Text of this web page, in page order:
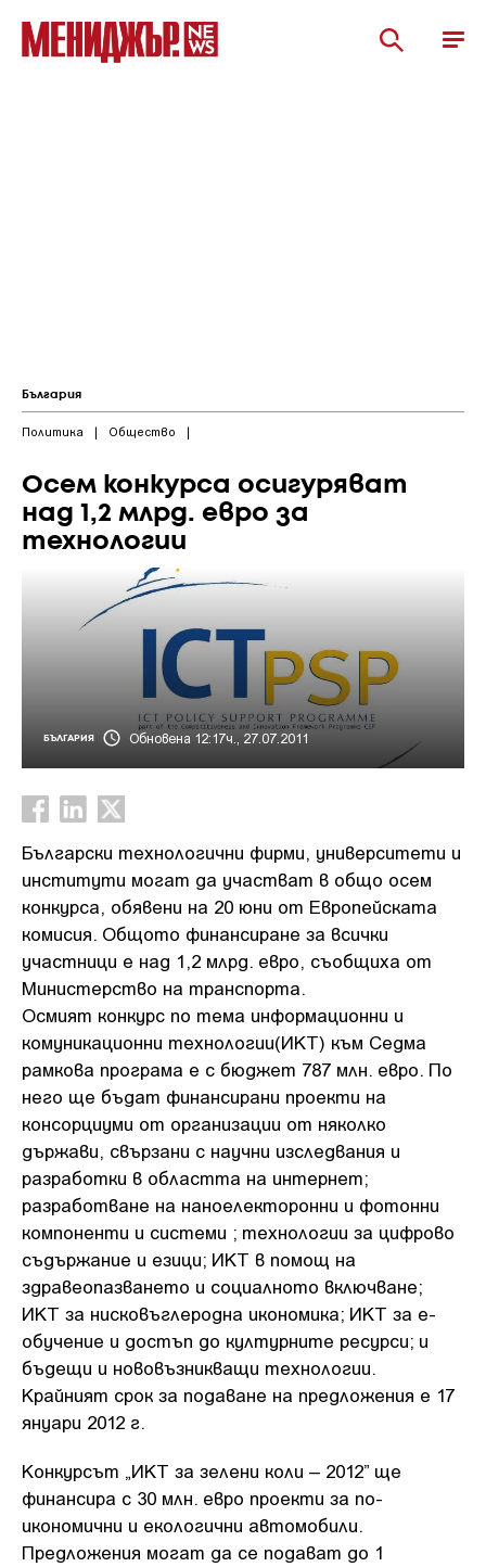
България
Политика | Общество |
Осем конкурса осигуряват
над 1,2 млрд. евро за
технологии
БЪЛГАРИЯ Обновена 12:17ч., 27.07.2011
Български технологични фирми, университети и
институти могат да участват в общо осем
конкурса, обявени на 20 юни от Европейската
комисия. Общото финансиране за всички
участници е над 1,2 млрд. евро, съобщиха от
Министерство на транспорта.
Осмият конкурс по тема информационни и
комуникационни технологии(ИКТ) към Седма
рамкова програма е с бюджет 787 млн. евро. По
него ще бъдат финансирани проекти на
консорциуми от организации от няколко
държави, свързани с научни изследвания и
разработки в областта на интернет;
разработване на наноелекторонни и фотонни
компоненти и системи ; технологии за цифрово
съдържание и езици; ИКТ в помощ на
здравеопазването и социалното включване;
ИКТ за нисковъглеродна икономика; ИКТ за е-
обучение и достъп до културните ресурси; и
бъдещи и нововъзникващи технологии.
Крайният срок за подаване на предложения е 17
януари 2012 г.
Конкурсът „ИКТ за зелени коли – 2012” ще
финансира с 30 млн. евро проекти за по-
икономични и екологични автомобили.
Предложения могат да се подават до 1